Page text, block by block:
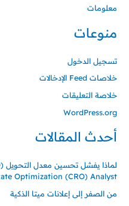
معلومات
منوعات
تسجيل الدخول
خلاصات Feed الإدخالات
خلاصة التعليقات
WordPress.org
أحدث المقالات
Optimization (CRO) Analyst
من الصفر إلى إعلانات ميتا الذكية